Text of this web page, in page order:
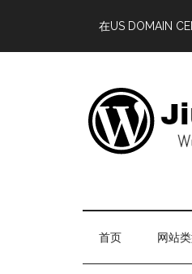
在US DOMAIN
首页 网站